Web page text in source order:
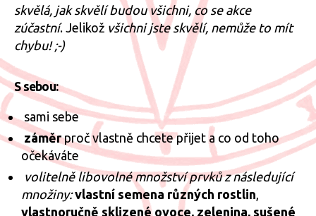
skvělá, jak skvělí budou všichni, co se akce
zúčastní. Jelikož všichni jste skvělí, nemůže to mít
chybu! ;-)
S sebou:
sami sebe
záměrproč vlastně chcete přijet a co od toho
očekáváte
volitelně libovolné množství prvků z následující
množiny:vlastní semena různých rostlin,
vlastnoručně sklizené ovoce, zelenina, sušené